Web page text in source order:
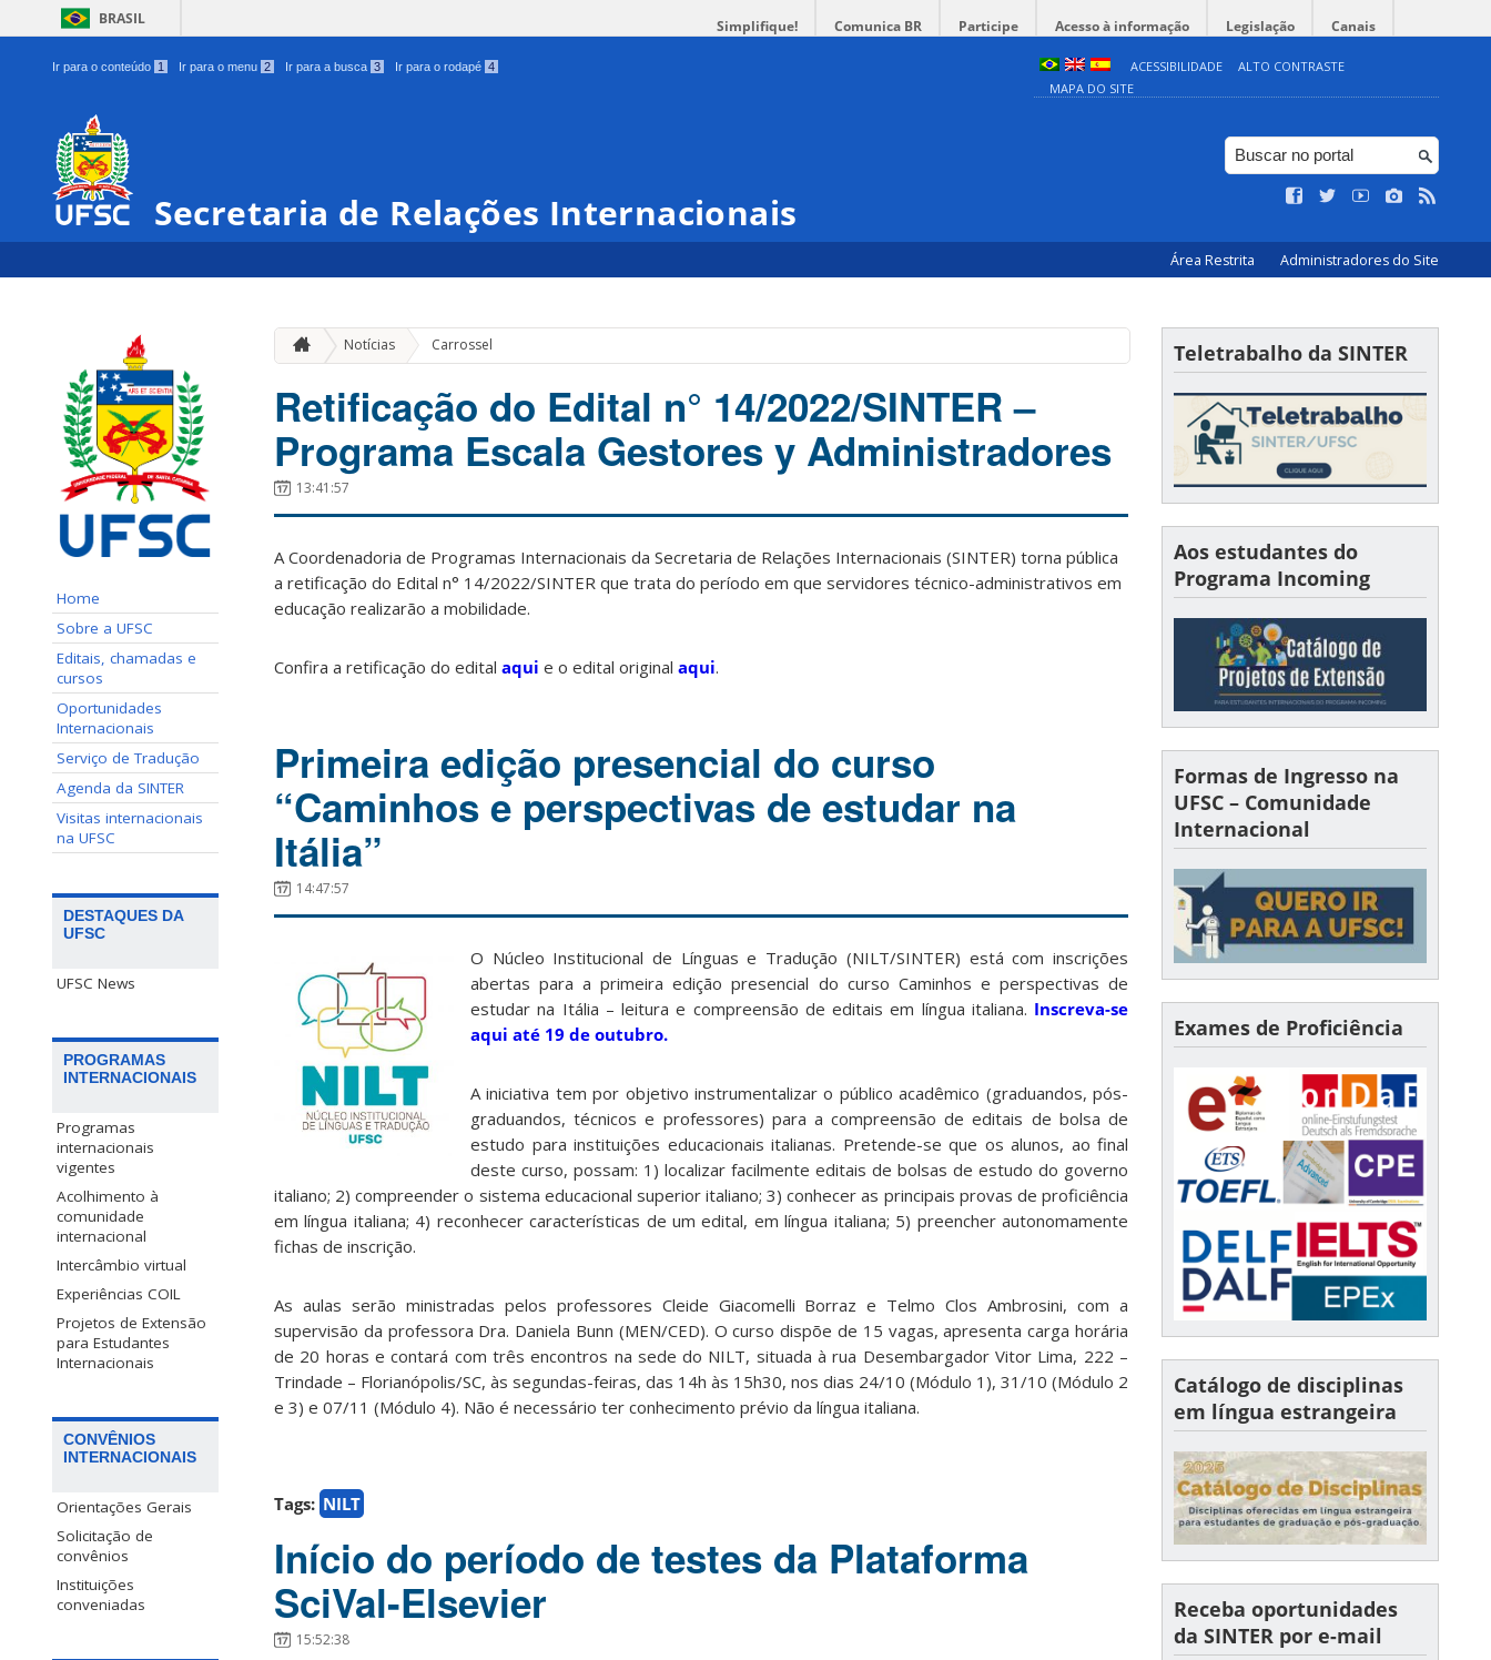
BRASIL Simplifique! Comunica BR Participe Acesso à informação Legislação Canais
Ir para o conteúdo 1 Ir para o menu 2 Ir para a busca 3 Ir para o rodapé 4 ACESSIBILIDADE
ALTO CONTRASTE
MAPA DO SITE
Secretaria de Relações Internacionais
Área Restrita Administradores do Site
Home
Sobre a UFSC
Editais, chamadas e
cursos
Oportunidades
Internacionais
Serviço de Tradução
Agenda da SINTER
Visitas internacionais
na UFSC
DESTAQUES DA
UFSC
UFSC News
PROGRAMAS
INTERNACIONAIS
Programas
internacionais
vigentes
Acolhimento à
comunidade
internacional
Intercâmbio virtual
Experiências COIL
Projetos de Extensão
para Estudantes
Internacionais
CONVÊNIOS
INTERNACIONAIS
Orientações Gerais
Solicitação de
convênios
Instituições
conveniadas
Notícias Carrossel
Retificação do Edital n° 14/2022/SINTER –
Programa Escala Gestores y Administradores
13:41:57
A Coordenadoria de Programas Internacionais da Secretaria de Relações Internacionais (SINTER) torna pública
a retificação do Edital n° 14/2022/SINTER que trata do período em que servidores técnico-administrativos em
educação realizarão a mobilidade.
Confira a retificação do edital aqui e o edital original aqui.
Primeira edição presencial do curso
“Caminhos e perspectivas de estudar na
Itália”
14:47:57
O Núcleo Institucional de Línguas e Tradução (NILT/SINTER) está com inscrições
abertas para a primeira edição presencial do curso Caminhos e perspectivas de
estudar na Itália – leitura e compreensão de editais em língua italiana. Inscreva-se
aqui até 19 de outubro.
A iniciativa tem por objetivo instrumentalizar o público acadêmico (graduandos, pós-
graduandos, técnicos e professores) para a compreensão de editais de bolsa de
estudo para instituições educacionais italianas. Pretende-se que os alunos, ao final
deste curso, possam: 1) localizar facilmente editais de bolsas de estudo do governo
italiano; 2) compreender o sistema educacional superior italiano; 3) conhecer as principais provas de proficiência
em língua italiana; 4) reconhecer características de um edital, em língua italiana; 5) preencher autonomamente
fichas de inscrição.
As aulas serão ministradas pelos professores Cleide Giacomelli Borraz e Telmo Clos Ambrosini, com a
supervisão da professora Dra. Daniela Bunn (MEN/CED). O curso dispõe de 15 vagas, apresenta carga horária
de 20 horas e contará com três encontros na sede do NILT, situada à rua Desembargador Vitor Lima, 222 –
Trindade – Florianópolis/SC, às segundas-feiras, das 14h às 15h30, nos dias 24/10 (Módulo 1), 31/10 (Módulo 2
e 3) e 07/11 (Módulo 4). Não é necessário ter conhecimento prévio da língua italiana.
Tags: NILT
Início do período de testes da Plataforma
SciVal-Elsevier
15:52:38
Teletrabalho da SINTER
Aos estudantes do
Programa Incoming
Formas de Ingresso na
UFSC – Comunidade
Internacional
Exames de Proficiência
Catálogo de disciplinas
em língua estrangeira
Receba oportunidades
da SINTER por e-mail